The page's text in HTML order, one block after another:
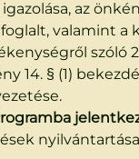
az
valamint a
szóló
14. § (1)